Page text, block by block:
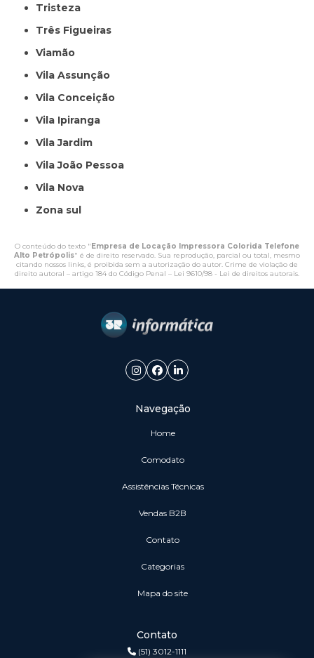
Tristeza
Três Figueiras
Viamão
Vila Assunção
Vila Conceição
Vila Ipiranga
Vila Jardim
Vila João Pessoa
Vila Nova
Zona sul
O conteúdo do texto "Empresa de Locação Impressora Colorida Telefone
Alto Petrópolis" é de direito reservado. Sua reprodução, parcial ou total, mesmo
citando nossos links, é proibida sem a autorização do autor. Crime de violação de
direito autoral – artigo 184 do Código Penal – Lei 9610/98 - Lei de direitos autorais.
Navegação
Home
Comodato
Assistências Técnicas
vendas B2B
Contato
Categorias
Mapa do site
Contato
(51) 3012-1111